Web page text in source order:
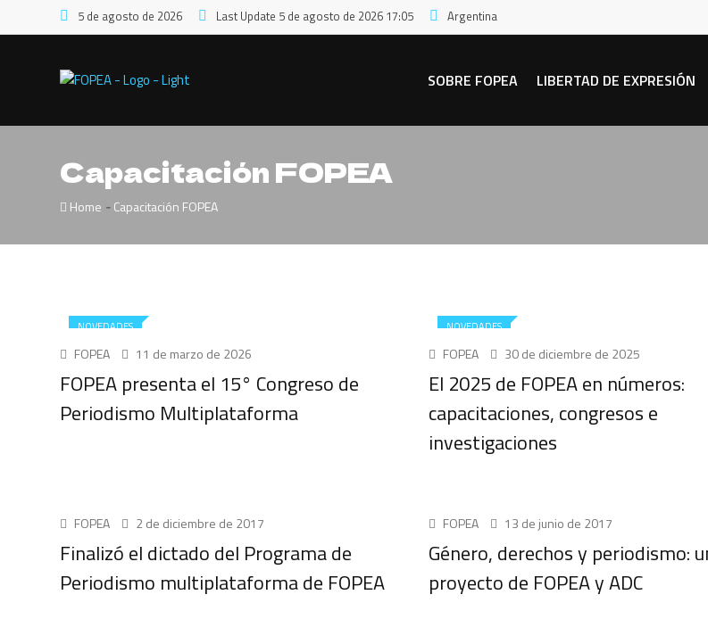
5 de agosto de 2026 Last Update 5 de agosto de 2026 17:05 Argentina
SOBRE FOPEA LIBERTAD DE EXPRESIÓN
Capacitación FOPEA
Home -Capacitación FOPEA
NOVEDADES
FOPEA 11 de marzo de 2026
FOPEA presenta el 15° Congreso de
Periodismo Multiplataforma
NOVEDADES
FOPEA 30 de diciembre de 2025
El 2025 de FOPEA en números:
capacitaciones, congresos e
investigaciones
UNCATEGORIZED
FOPEA 2 de diciembre de 2017
Finalizó el dictado del Programa de
Periodismo multiplataforma de FOPEA
UNCATEGORIZED
FOPEA 13 de junio de 2017
Género, derechos y periodismo:
proyecto de FOPEA y ADC